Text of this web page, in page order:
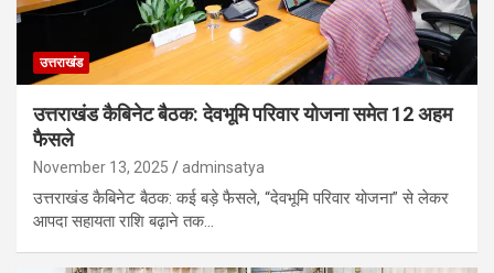
उत्तराखंड
उत्तराखंड कैबिनेट बैठक: देवभूमि परिवार योजना समेत 12 अहम
फैसले
November 13, 2025 adminsatya
उत्तराखंड कैबिनेट बैठक: कई बड़े फैसले, “देवभूमि परिवार योजना” से लेकर
आपदा सहायता राशि बढ़ाने तक…